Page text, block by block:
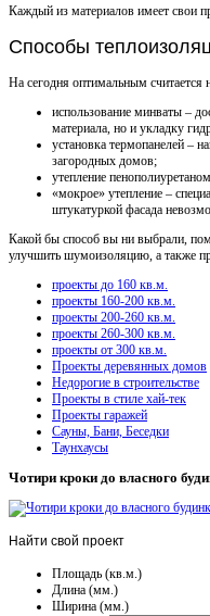
Каждый из материалов имеет свои
Способы
На сегодня оптимальным считается
использование минваты –
материала, но и укладку
установка термопанелей –
загородных домов;
утепление
«мокрое» утепление –
штукатуркой фасада
Какой бы способ вы ни выбрали,
улучшить шумоизоляцию, а также
проекты до 160 кв.м.
проекты 160-200 кв.м.
проекты 200-260 кв.м.
проекты 260-300 кв.м.
проекты от 300 кв.м.
Проекты деревянных домов
Недорогие в строительстве
Проекты в стиле хай-тек
Проекты гаражей
Сауны, Бани, Беседки
Таунхаусы
Чотири кроки до власного
Найти свой проект
Площадь (кв.м.)
Длина (мм.)
Ширина (мм.)